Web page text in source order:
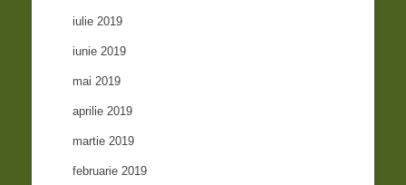
iulie 2019
iunie 2019
mai 2019
aprilie 2019
martie 2019
februarie 2019